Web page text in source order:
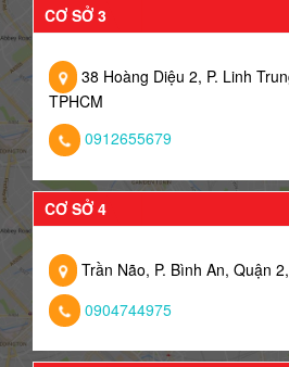
CƠ SỞ 3
38 Hoàng Diệu 2, P. Linh
TPHCM
0912655679
CƠ SỞ 4
Trần Não, P. Bình An, Quận
0904744975